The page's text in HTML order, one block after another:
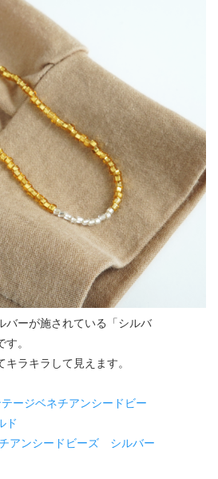
バーが施されている「シルバ
。
ラキラして見えます。
ージベネチアンシードビー
ド
アンシードビーズ シルバー